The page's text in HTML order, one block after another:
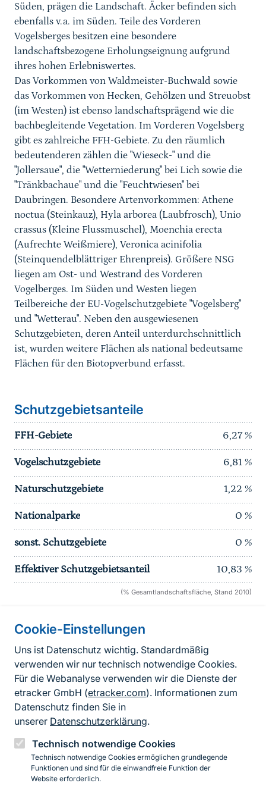
Cookie-Einstellungen
Uns ist Datenschutz wichtig. Standardmäßig
verwenden wir nur technisch notwendige Cookies.
Für die Webanalyse verwenden wir die Dienste der
etracker GmbH (etracker.com). Informationen zum
Datenschutz finden Sie in
unserer Datenschutzerklärung.
Technisch notwendige Cookies
Technisch notwendige Cookies ermöglichen grundlegende
Funktionen und sind für die einwandfreie Funktion der
Website erforderlich.
Süden, prägen die Landschaft. Äcker befinden sich
ebenfalls v.a. im Süden. Teile des Vorderen
Vogelsberges besitzen eine besondere
landschaftsbezogene Erholungseignung aufgrund
ihres hohen Erlebniswertes.
Das Vorkommen von Waldmeister-Buchwald sowie
das Vorkommen von Hecken, Gehölzen und Streuobst
(im Westen) ist ebenso landschaftsprägend wie die
bachbegleitende Vegetation. Im Vorderen Vogelsberg
gibt es zahlreiche FFH-Gebiete. Zu den räumlich
bedeutenderen zählen die "Wieseck-" und die
"Jollersaue", die "Wetterniederung" bei Lich sowie die
"Tränkbachaue" und die "Feuchtwiesen" bei
Daubringen. Besondere Artenvorkommen: Athene
noctua (Steinkauz), Hyla arborea (Laubfrosch), Unio
crassus (Kleine Flussmuschel), Moenchia erecta
(Aufrechte Weißmiere), Veronica acinifolia
(Steinquendelblättriger Ehrenpreis). Größere NSG
liegen am Ost- und Westrand des Vorderen
Vogelberges. Im Süden und Westen liegen
Teilbereiche der EU-Vogelschutzgebiete "Vogelsberg"
und "Wetterau". Neben den ausgewiesenen
Schutzgebieten, deren Anteil unterdurchschnittlich
ist, wurden weitere Flächen als national bedeutsame
Flächen für den Biotopverbund erfasst.
Schutzgebietsanteile
FFH-Gebiete 6,27 %
Vogelschutzgebiete 6,81 %
Naturschutzgebiete 1,22 %
Nationalparke 0 %
sonst. Schutzgebiete 0 %
Effektiver Schutzgebietsanteil 10,83 %
(% Gesamtlandschaftsfläche, Stand 2010)
Informationen zur Seite
FußzeileKontakt zum BfN
Kontaktformular
Erklärung zur Barrierefreiheit
Impressum
Datenschutz